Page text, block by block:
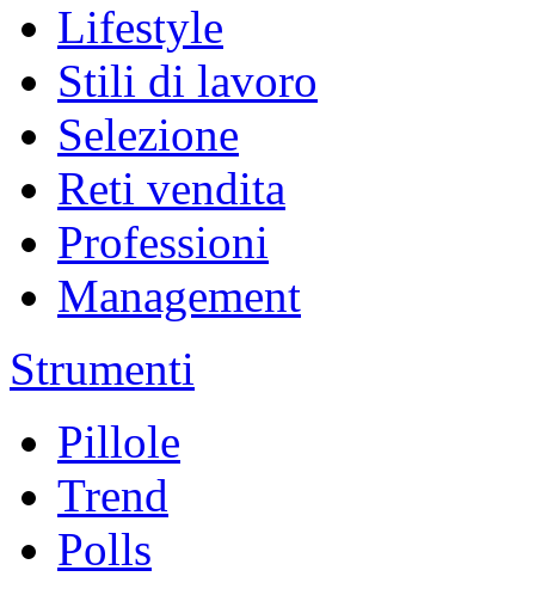
Lifestyle
Stili di lavoro
Selezione
Reti vendita
Professioni
Management
Strumenti
Pillole
Trend
Polls